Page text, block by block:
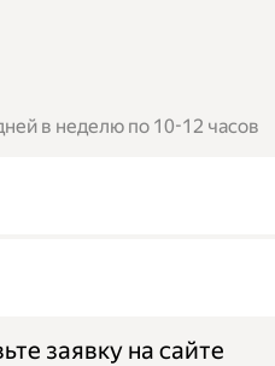
в неделю по 10-12 часов
заявку на сайте